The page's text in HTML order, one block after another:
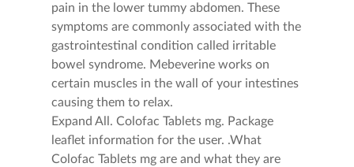
pain in the lower tummy abdomen. These
symptoms are commonly associated with the
gastrointestinal condition called irritable
bowel syndrome. Mebeverine works on
certain muscles in the wall of your intestines
causing them to relax.
Expand All. Colofac Tablets mg. Package
leaflet information for the user. .What
Colofac Tablets mg are and what they are